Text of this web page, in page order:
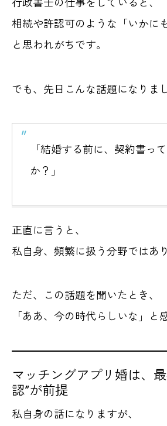
行政書士の仕事をしていると、
相続や許認可のような「いかに
と思われがちです。
でも、先日こんな話題になりまし
「結婚する前に、契約書っ
か？」
正直に言うと、
私自身、頻繁に扱う分野ではあ
ただ、この話題を聞いたとき、
「ああ、今の時代らしいな」と
マッチングアプリ婚は、
認”が前提
私自身の話になりますが、